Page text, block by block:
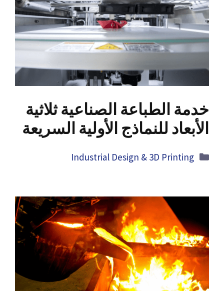
خدمة الطباعة الصناعية ثلاثية
الأبعاد للنماذج الأولية السريعة
Categories
Industrial Design & 3D Printing